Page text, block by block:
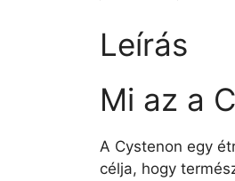
Leírás
Mi az a
A Cystenon egy
célja, hogy